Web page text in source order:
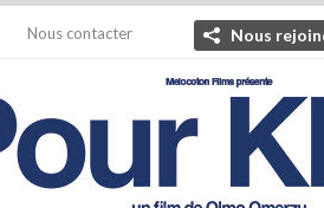
Nous contacter Nous